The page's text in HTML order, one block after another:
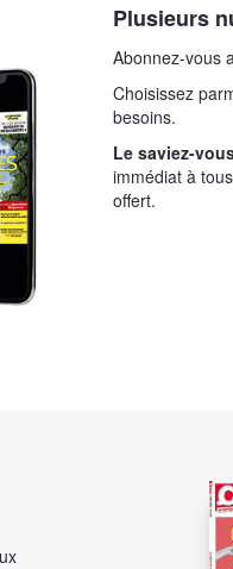
Plusieurs
Abonnez-vous
Choisissez
besoins.
Le saviez-
immédiat à
offert.